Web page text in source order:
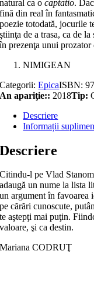
natural ca ocaptatio.
fină din real în
poezie totodată, jocurile
ştiinţa de a trasa, ca de
în prezenţa unui prozator
NIMIGEAN
Categorii:EpicaISBN:
An apariţie:: 2018Tip:
Descriere
Informații
Descriere
Citindu-l pe Vlad
adaugă un nume la lista
un argument în favoarea
pe cărări cunoscute,
te aştepţi mai puţin.
valoare, şi ca destin.
Mariana CODRUŢ